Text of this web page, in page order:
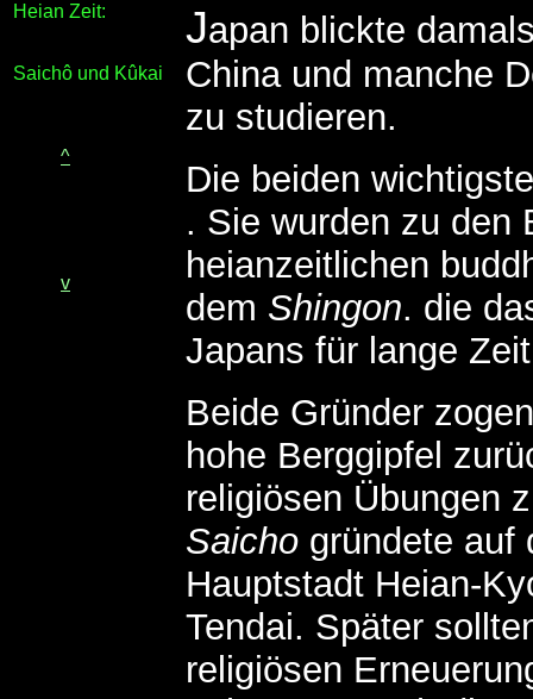
Heian Zeit:
Saichô und Kûkai
^
v
Japan blickte
China und manche
zu studieren.
Die beiden
. Sie wurden zu den
heianzeitlichen
dem Shingon. die
Japans für lange
Beide Gründer
hohe Berggipfel
religiösen Übungen
Saicho gründete auf
Hauptstadt Heian-
Tendai. Später
religiösen